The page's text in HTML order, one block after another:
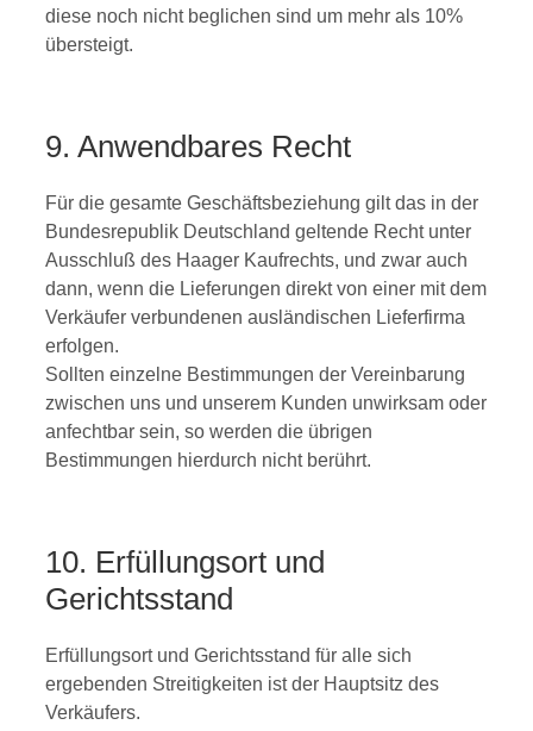
diese noch nicht beglichen sind um mehr als 10%
übersteigt.
9. Anwendbares Recht
Für die gesamte Geschäftsbeziehung gilt das in der
Bundesrepublik Deutschland geltende Recht unter
Ausschluß des Haager Kaufrechts, und zwar auch
dann, wenn die Lieferungen direkt von einer mit dem
Verkäufer verbundenen ausländischen Lieferfirma
erfolgen.
Sollten einzelne Bestimmungen der Vereinbarung
zwischen uns und unserem Kunden unwirksam oder
anfechtbar sein, so werden die übrigen
Bestimmungen hierdurch nicht berührt.
10. Erfüllungsort und
Gerichtsstand
Erfüllungsort und Gerichtsstand für alle sich
ergebenden Streitigkeiten ist der Hauptsitz des
Verkäufers.